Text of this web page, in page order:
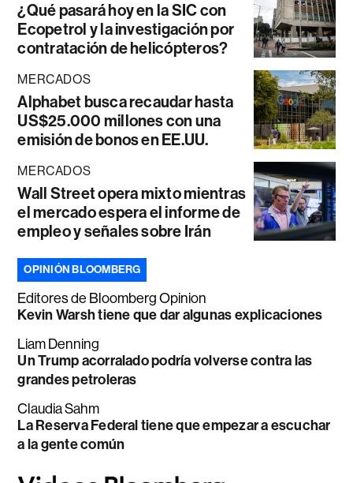
¿Qué pasará hoy en la SIC con
Ecopetrol y la investigación por
contratación de helicópteros?
MERCADOS
Alphabet busca recaudar hasta
US$25.000 millones con una
emisión de bonos en EE.UU.
MERCADOS
Wall Street opera mixto mientras
el mercado espera el informe de
empleo y señales sobre Irán
OPINIÓN BLOOMBERG
Editores de Bloomberg Opinion
Kevin Warsh tiene que dar algunas explicaciones
Liam Denning
Un Trump acorralado podría volverse contra las
grandes petroleras
Claudia Sahm
La Reserva Federal tiene que empezar a escuchar
a la gente común